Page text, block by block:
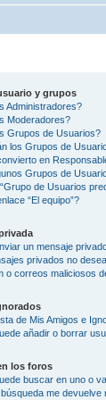
y grupos
Administradores?
Moderadores?
Grupos de Usuarios?
los Grupos de
en
Grupos de
de Usuarios
“El equipo”?
un mensaje
privados no
o correos maliciosos
de Mis Amigos e
añadir o borrar
los foros
buscar en uno o
me devuelve